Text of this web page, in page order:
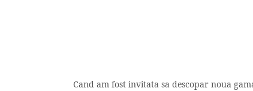
Cand am fost invitata sa descopar noua